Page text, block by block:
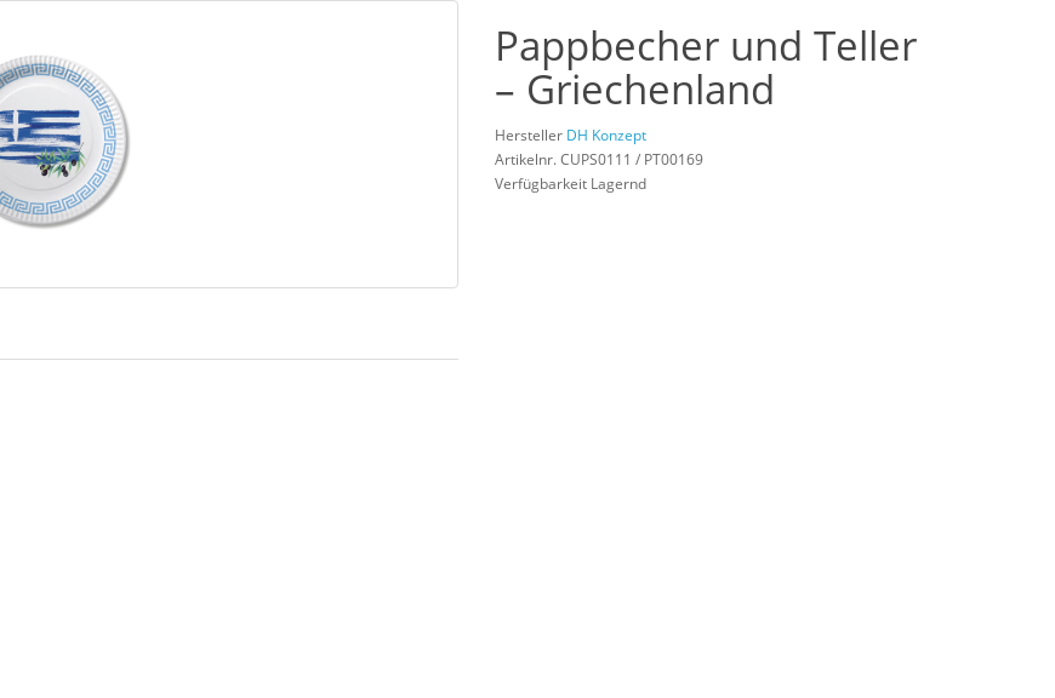
Pappbecher und Teller
– Griechenland
Hersteller DH Konzept
Artikelnr. CUPS0111 / PT00169
Verfügbarkeit Lagernd